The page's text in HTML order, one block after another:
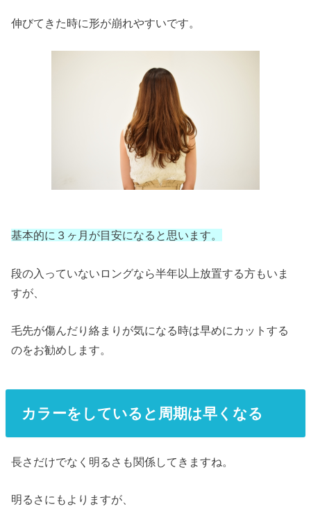
伸びてきた時に形が崩れやすいです。
基本的に３ヶ月が目安になると思います。
段の入っていないロングなら半年以上放置する方もいま
すが、
毛先が傷んだり絡まりが気になる時は早めにカットする
のをお勧めします。
カラーをしていると周期は早くなる
長さだけでなく明るさも関係してきますね。
明るさにもよりますが、